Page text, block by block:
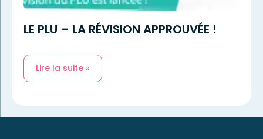
LE PLU – LA RÉVISION APPROUVÉE !
Lire la suite »